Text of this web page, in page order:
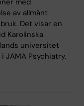
med
av allmänt
Det visar en
Karolinska
universitet
JAMA Psychiatry.